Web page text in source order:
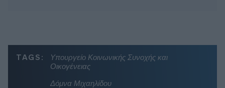
TAGS:
Υπουργείο Κοινωνικής Συνοχής και
Οικογένειας
Δόμνα Μιχαηλίδου